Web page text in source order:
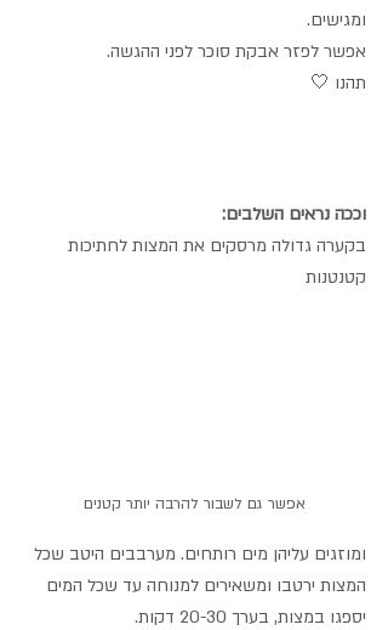
ומגישים.
אפשר לפזר אבקת סוכר לפני ההגשה.
תהנו 🤍
וככה נראים השלבים:
בקערה גדולה מרסקים את המצות לחתיכות
קטנטנות
אפשר גם לשבור להרבה יותר קטנים
ומוזגים עליהן מים רותחים. מערבבים היטב שכל
המצות ירטבו ומשאירים למנוחה עד שכל המים
יספגו במצות, בערך 20-30 דקות.